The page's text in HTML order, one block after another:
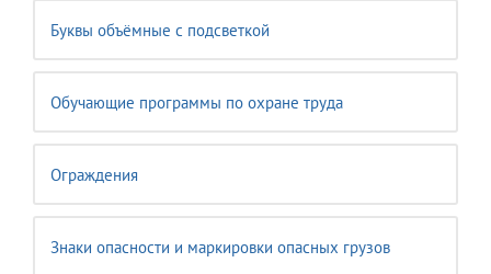
Буквы объёмные с подсветкой
Обучающие программы по охране труда
Ограждения
Знаки опасности и маркировки опасных грузов